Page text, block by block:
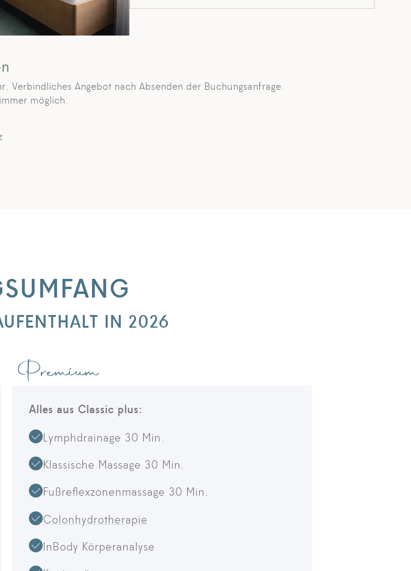
Verbindliches Angebot nach Absenden der Buchungsanfrage.
möglich.
IN 2026
Premium
Alles aus Classic plus:
Lymphdrainage 30 Min.
Klassische Massage 30 Min.
Fußreflexzonenmassage 30 Min.
Colonhydrotherapie
InBody Körperanalyse